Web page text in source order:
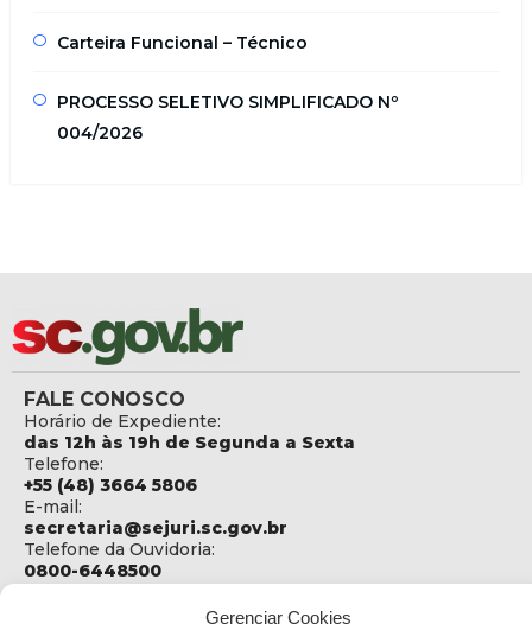
Gerenciar Cookies
Carteira Funcional – Técnico
PROCESSO SELETIVO SIMPLIFICADO Nº
004/2026
FALE CONOSCO
Horário de Expediente:
das 12h às 19h de Segunda a Sexta
Telefone:
+55 (48) 3664 5806
E-mail:
secretaria@sejuri.sc.gov.br
Telefone da Ouvidoria:
0800-6448500